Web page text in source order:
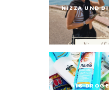
NIZZA UND
51€